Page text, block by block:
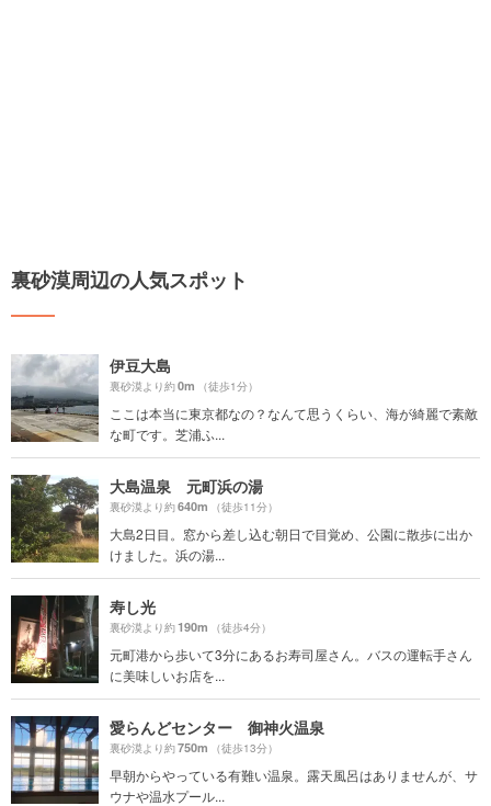
裏砂漠周辺の人気スポット
伊豆大島
裏砂漠より約0m （徒歩1分）
ここは本当に東京都なの？なんて思うくらい、海が綺麗で素敵
な町です。芝浦ふ...
大島温泉 元町浜の湯
裏砂漠より約640m （徒歩11分）
大島2日目。窓から差し込む朝日で目覚め、公園に散歩に出か
けました。浜の湯...
寿し光
裏砂漠より約190m （徒歩4分）
元町港から歩いて3分にあるお寿司屋さん。バスの運転手さん
に美味しいお店を...
愛らんどセンター 御神火温泉
裏砂漠より約750m （徒歩13分）
早朝からやっている有難い温泉。露天風呂はありませんが、サ
ウナや温水プール...